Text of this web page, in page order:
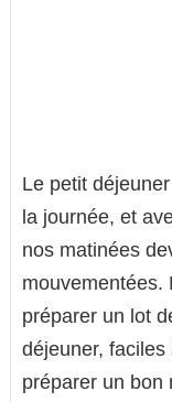
Le petit
la journée, et
nos matinées
mouvementées.
préparer un lot
déjeuner,
préparer un bon